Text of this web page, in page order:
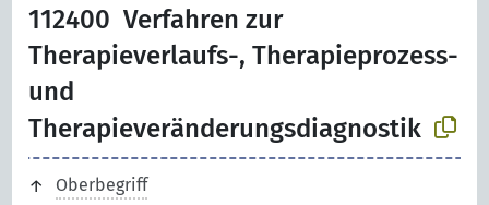
112400 Verfahren zur
Therapieverlaufs-, Therapieprozess-
und
Therapieveränderungsdiagnostik
Oberbegriff